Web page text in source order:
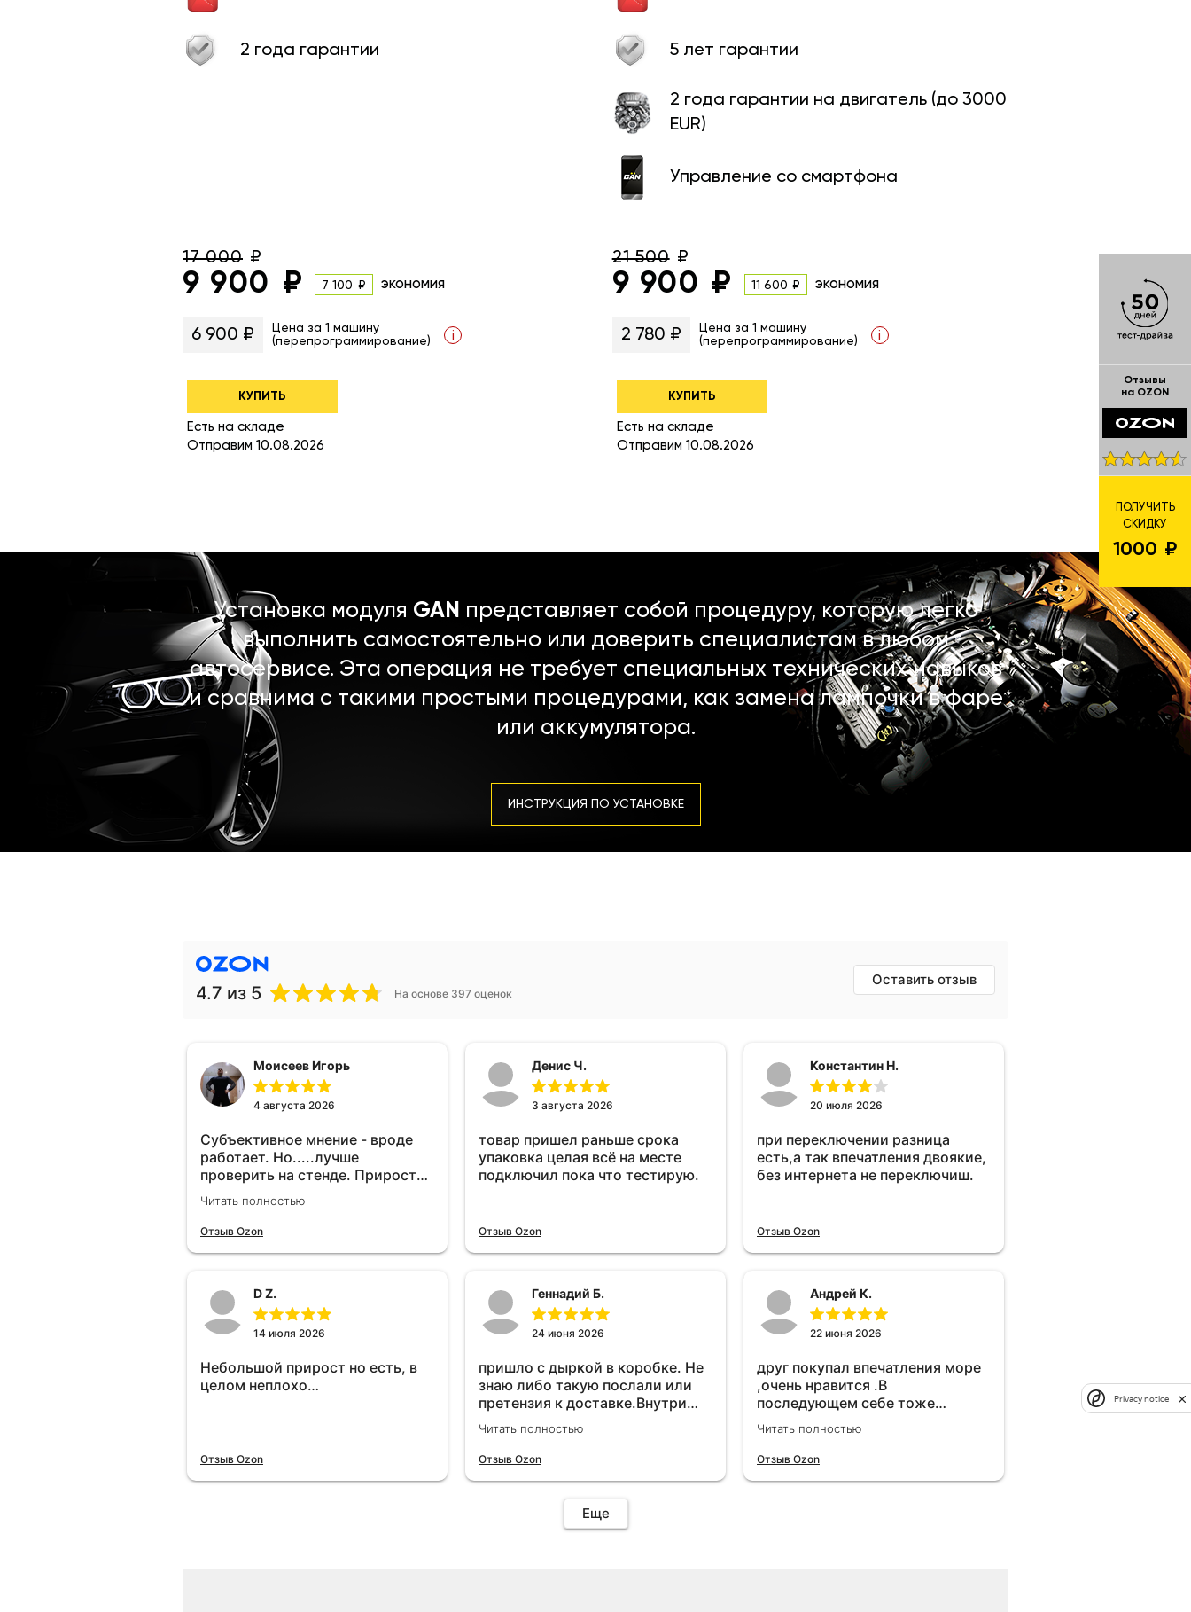
5 лет гарантии
2 года гарантии на двигатель (до 3000
EUR)
Управление со смартфона
21 500
9 900 11 600 экономия
2 780 ₽
Цена за 1 машину
(перепрограммирование)
i
КУПИТЬ
Есть на складе
Отправим 10.08.2026
2 года гарантии
17 000
9 900 7 100 экономия
6 900 ₽
Цена за 1 машину
(перепрограммирование)
i
КУПИТЬ
Есть на складе
Отправим 10.08.2026
Установка модуля GAN представляет собой процедуру, которую легко
выполнить самостоятельно или доверить специалистам в любом
автосервисе. Эта операция не требует специальных технических навыков
и сравнима с такими простыми процедурами, как замена лампочки в фаре
или аккумулятора.
ИНСТРУКЦИЯ ПО УСТАНОВКЕ
4.7 из 5 На основе 397 оценок
Оставить отзыв
Моисеев Игорь
4 августа 2026
Субъективное мнение - вроде
работает. Но.....лучше
проверить на стенде. Прирост
10-12% "на глаз" уловить очень
сложно. Покатаюсь, потом
отключу и посмотрю, что будет
Читать полностью
Отзыв Ozon
Денис Ч.
3 августа 2026
товар пришел раньше срока
упаковка целая всё на месте
подключил пока что тестирую.
Отзыв Ozon
Константин Н.
20 июля 2026
при переключении разница
есть,а так впечатления двоякие,
без интернета не переключиш.
Отзыв Ozon
D Z.
14 июля 2026
Небольшой прирост но есть, в
целом неплохо…
Отзыв Ozon
Геннадий Б.
24 июня 2026
пришло с дыркой в коробке. Не
знаю либо такую послали или
претензия к доставке.Внутри
вроде всё цело. С первого раза
установить не получается не
знаю может интернет дурит.
отзыв.Дополняю отзыв для
установки необходимо
Читать полностью
Отзыв Ozon
Андрей К.
22 июня 2026
друг покупал впечатления море
,очень нравится .В
последующем себе тоже
приобрел.Реально прибавляет
мощности!
Читать полностью
Отзыв Ozon
Еще
Отзывы
на OZON
ПОЛУЧИТЬ
СКИДКУ
1000
Privacy notice